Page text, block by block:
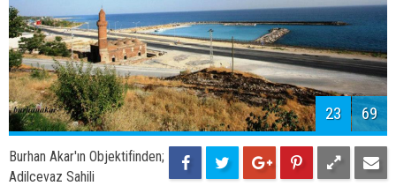
23 69
Burhan Akar'ın Objektifinden;
Adilcevaz Sahili